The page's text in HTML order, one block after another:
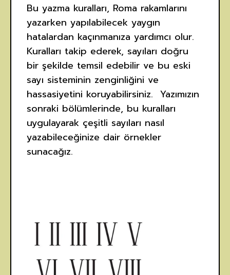
Bu yazma kuralları, Roma rakamlarını
yazarken yapılabilecek yaygın
hatalardan kaçınmanıza yardımcı olur.
Kuralları takip ederek, sayıları doğru
bir şekilde temsil edebilir ve bu eski
sayı sisteminin zenginliğini ve
hassasiyetini koruyabilirsiniz. Yazımızın
sonraki bölümlerinde, bu kuralları
uygulayarak çeşitli sayıları nasıl
yazabileceğinize dair örnekler
sunacağız.